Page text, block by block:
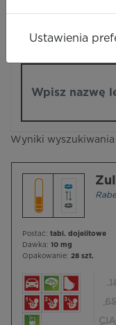
Wyniki wyszukiwania
Postać: tabl. dojelitowe
Dawka: 10 mg
Opakowanie: 28 szt.
Ustawienia